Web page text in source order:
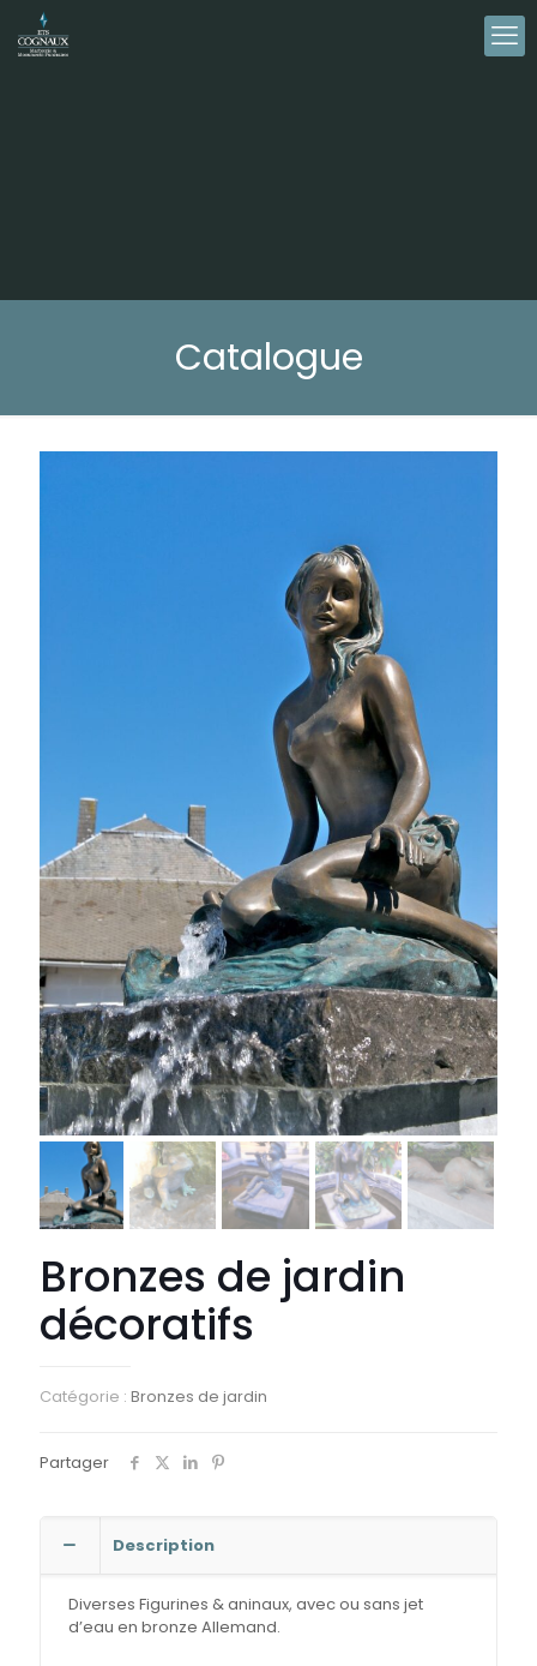
Catalogue
Bronzes de jardin
décoratifs
Catégorie : Bronzes de jardin
Partager
Description
Diverses Figurines & aninaux, avec ou sans jet
d’eau en bronze Allemand.